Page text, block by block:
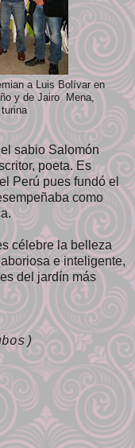
a Luis Bolívar en
y de Jairo Mena,
sabio Salomón
poeta. Es
Perú pues fundó el
como
célebre la belleza
e inteligente,
del jardín más